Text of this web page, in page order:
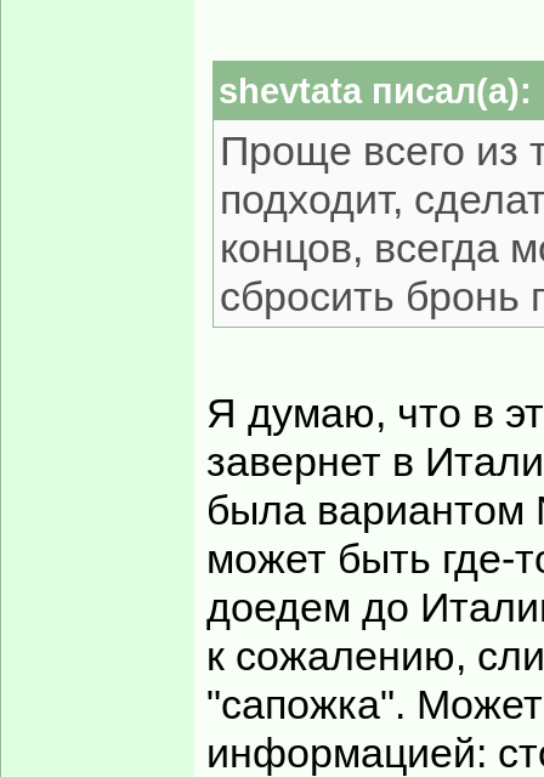
shevtata писал(а):
Проще всего из
подходит,
концов, всегда
сбросить бронь
Я думаю, что в
завернет в
была вариантом
может быть где-
доедем до
к сожалению,
"сапожка".
информацией: